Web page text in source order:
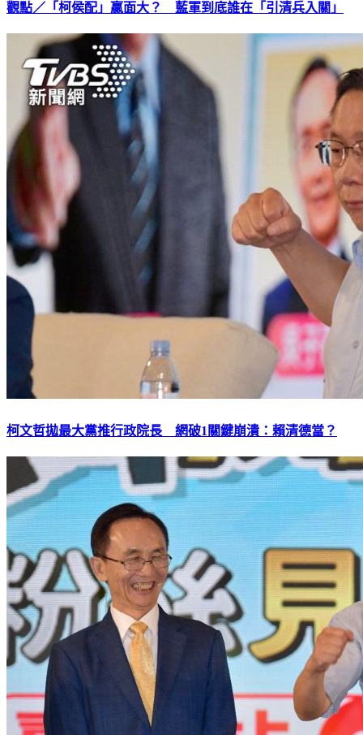
觀點／「柯侯配」贏面大？ 藍軍到底誰在「引清兵入關」
柯文哲拋最大黨推行政院長 網破1關鍵崩潰：賴清德當？